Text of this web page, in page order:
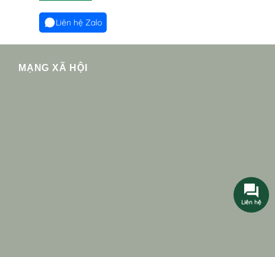
Liên hệ Zalo
MẠNG XÃ HỘI
Liên hệ